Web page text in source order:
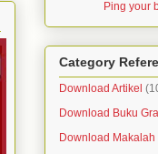
Ping your
Category
Download Artikel
Download Buku
Download Makalah